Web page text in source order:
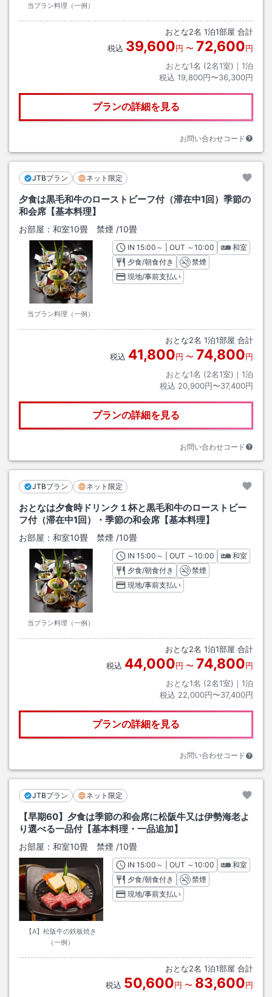
当プラン料理（一例）
おとな2名 1泊1部屋 合計
税込 39,600円 〜 72,600円
おとな1名 (2名1室)｜ 1泊
税込 19,800円〜36,300円
プランの詳細を見る
お問い合わせコード
JTBプラン ネット限定
夕食は黒毛和牛のローストビーフ付（滞在中1回）季節の
和会席【基本料理】
お部屋： 和室10畳 禁煙 /10畳
当プラン料理（一例）
INチェックイン
15:00 ～ | OUT チェックアウト
～10:00
和室
夕食/朝食付き
禁煙
現地/事前支払い
おとな2名 1泊1部屋 合計
税込 41,800円 〜 74,800円
おとな1名 (2名1室)｜ 1泊
税込 20,900円〜37,400円
プランの詳細を見る
お問い合わせコード
JTBプラン ネット限定
おとなは夕食時ドリンク１杯と黒毛和牛のローストビー
フ付（滞在中1回）・季節の和会席【基本料理】
お部屋： 和室10畳 禁煙 /10畳
当プラン料理（一例）
INチェックイン
15:00 ～ | OUT チェックアウト
～10:00
和室
夕食/朝食付き
禁煙
現地/事前支払い
おとな2名 1泊1部屋 合計
税込 44,000円 〜 74,800円
おとな1名 (2名1室)｜ 1泊
税込 22,000円〜37,400円
プランの詳細を見る
お問い合わせコード
JTBプラン ネット限定
【早期60】夕食は季節の和会席に松阪牛又は伊勢海老よ
り選べる一品付【基本料理・一品追加】
お部屋： 和室10畳 禁煙 /10畳
【A】松阪牛の鉄板焼き
（一例）
INチェックイン
15:00 ～ | OUT チェックアウト
～10:00
和室
夕食/朝食付き
禁煙
現地/事前支払い
おとな2名 1泊1部屋 合計
税込 50,600円 〜 83,600円